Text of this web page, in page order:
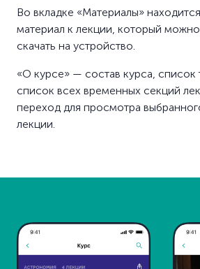
Во вкладке «Материалы»
материал к лекции, который
скачать на устройство.
«О курсе» — состав курса, список
список всех временных секций
переход для просмотра
лекции.